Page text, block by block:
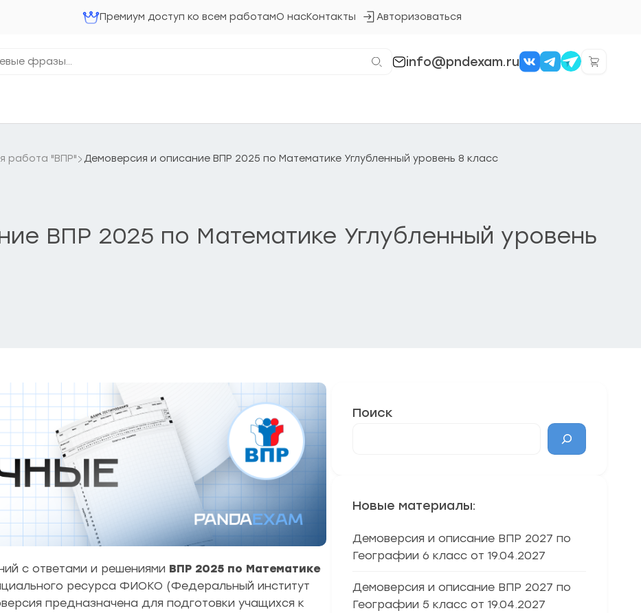
Премиум доступ ко всем работамО насКонтакты Авторизоваться
Кнопка
info@pndexam.ru
работа "ВПР" Демоверсия и описание ВПР 2025 по Математике Углубленный уровень 8 класс
ВПР 2025 по Математике Углубленный уровень
с ответами и решениями ВПР 2025 по Математике
ресурса ФИОКО (Федеральный институт
предназначена для подготовки учащихся к
Поиск
Новые материалы:
Демоверсия и описание ВПР 2027 по
Географии 6 класс от 19.04.2027
Демоверсия и описание ВПР 2027 по
Географии 5 класс от 19.04.2027